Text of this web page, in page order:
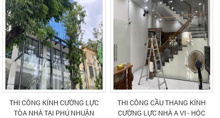
THI CÔNG KÍNH CƯỜNG LỰC
TÒA NHÀ TẠI PHÚ NHUẬN
THI CÔNG CẦU THANG KÍNH
CƯỜNG LỰC NHÀ A VI - HÓC